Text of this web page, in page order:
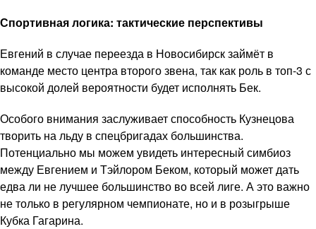
Спортивная логика: тактические перспективы
Евгений в случае переезда в Новосибирск займёт в
команде место центра второго звена, так как роль в топ-3 с
высокой долей вероятности будет исполнять Бек.
Особого внимания заслуживает способность Кузнецова
творить на льду в спецбригадах большинства.
Потенциально мы можем увидеть интересный симбиоз
между Евгением и Тэйлором Беком, который может дать
едва ли не лучшее большинство во всей лиге. А это важно
не только в регулярном чемпионате, но и в розыгрыше
Кубка Гагарина.